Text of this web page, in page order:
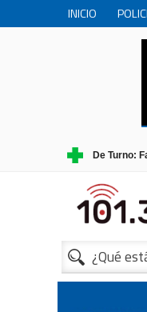
INICIO
PERSONAS
De Turno: